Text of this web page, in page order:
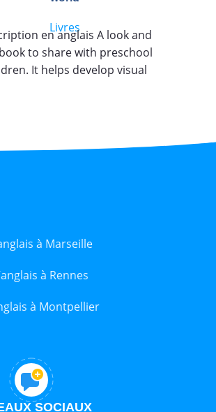
Livres
en anglais A look and
to share with preschool
It helps develop visual
à Marseille
à Rennes
à Montpellier
SOCIAUX